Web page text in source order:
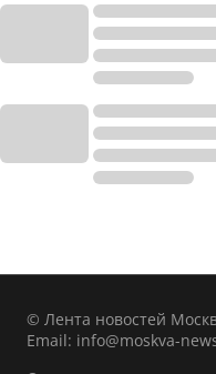
© Лента новостей
Email: info@moskva-